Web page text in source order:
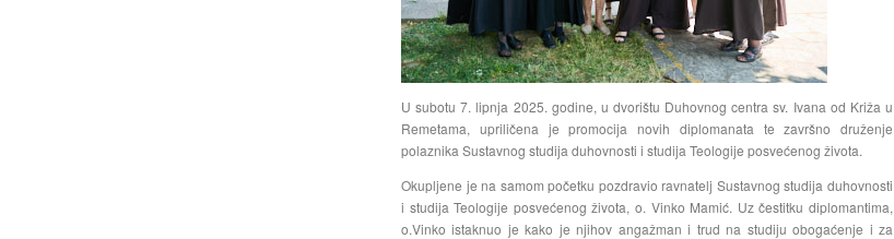
U subotu 7. lipnja 2025. godine, u dvorištu Duhovnog centra sv. Ivana od Križa u
Remetama, upriličena je promocija novih diplomanata te završno druženje
polaznika Sustavnog studija duhovnosti i studija Teologije posvećenog života.
Okupljene je na samom početku pozdravio ravnatelj Sustavnog studija duhovnosti
i studija Teologije posvećenog života, o. Vinko Mamić. Uz čestitku diplomantima,
o.Vinko istaknuo je kako je njihov angažman i trud na studiju obogaćenje i za